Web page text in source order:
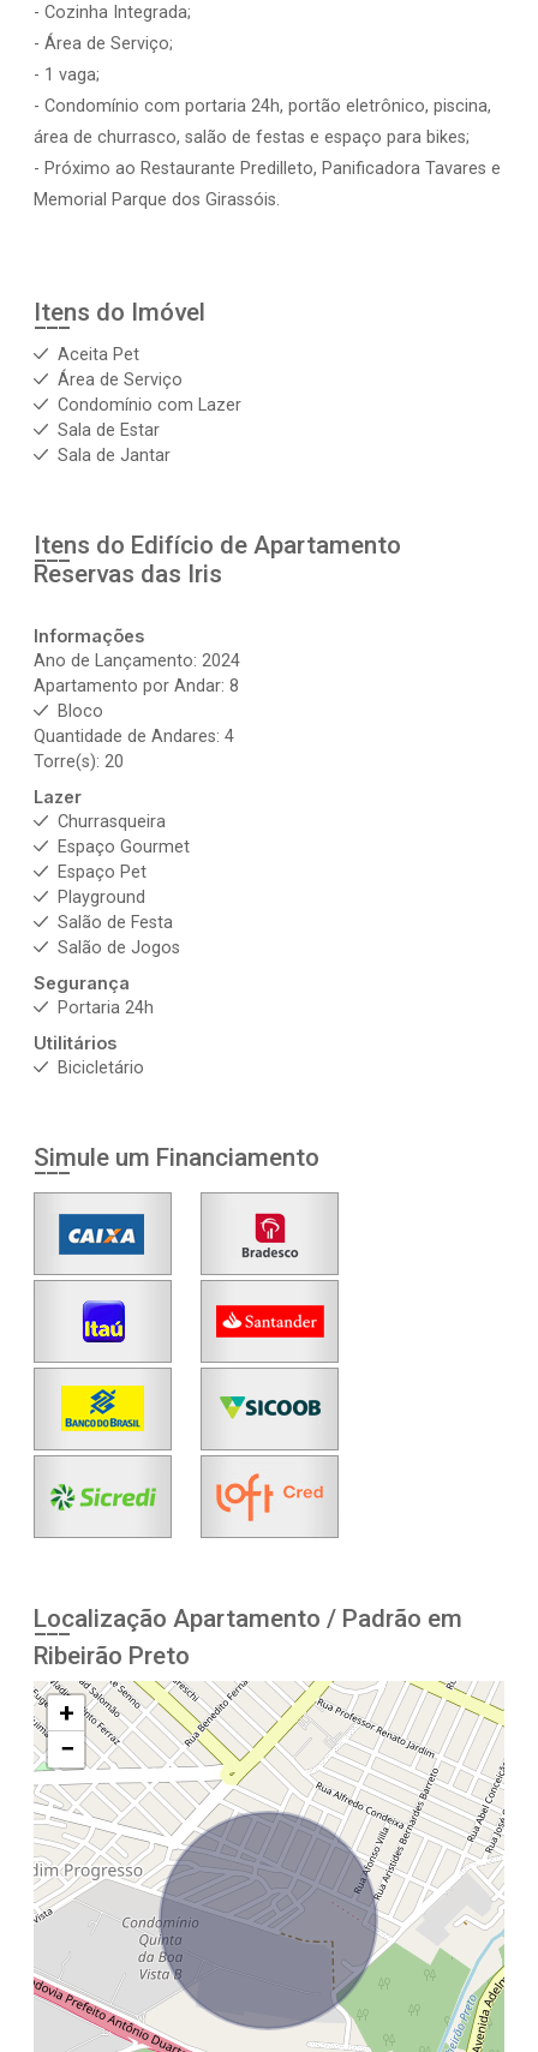
- Cozinha Integrada;
- Área de Serviço;
- 1 vaga;
- Condomínio com portaria 24h, portão eletrônico, piscina,
área de churrasco, salão de festas e espaço para bikes;
- Próximo ao Restaurante Predilleto, Panificadora Tavares e
Memorial Parque dos Girassóis.
Itens do Imóvel
Aceita Pet
Área de Serviço
Condomínio com Lazer
Sala de Estar
Sala de Jantar
Itens do Edifício de Apartamento
Reservas das Iris
Informações
Ano de Lançamento: 2024
Apartamento por Andar: 8
Bloco
Quantidade de Andares: 4
Torre(s): 20
Lazer
Churrasqueira
Espaço Gourmet
Espaço Pet
Playground
Salão de Festa
Salão de Jogos
Segurança
Portaria 24h
Utilitários
Bicicletário
Simule um Financiamento
Localização Apartamento / Padrão em
Ribeirão Preto
+
−